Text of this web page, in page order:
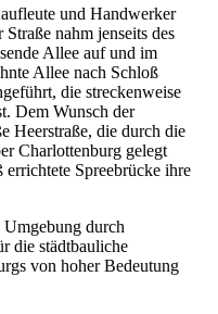
und Handwerker
nahm jenseits des
Allee auf und im
Allee nach Schloß
die streckenweise
Dem Wunsch der
Heerstraße, die durch die
Charlottenburg gelegt
Spreebrücke ihre
durch
die städtbauliche
von hoher Bedeutung